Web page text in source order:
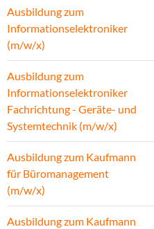
Ausbildung zum
Informationselektroniker
(m/w/x)
Ausbildung zum
Informationselektroniker
Fachrichtung - Geräte- und
Systemtechnik (m/w/x)
Ausbildung zum Kaufmann
für Büromanagement
(m/w/x)
Ausbildung zum Kaufmann